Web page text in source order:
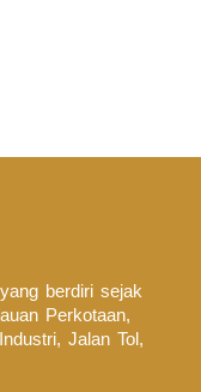
berdiri sejak
Perkotaan,
Jalan Tol,